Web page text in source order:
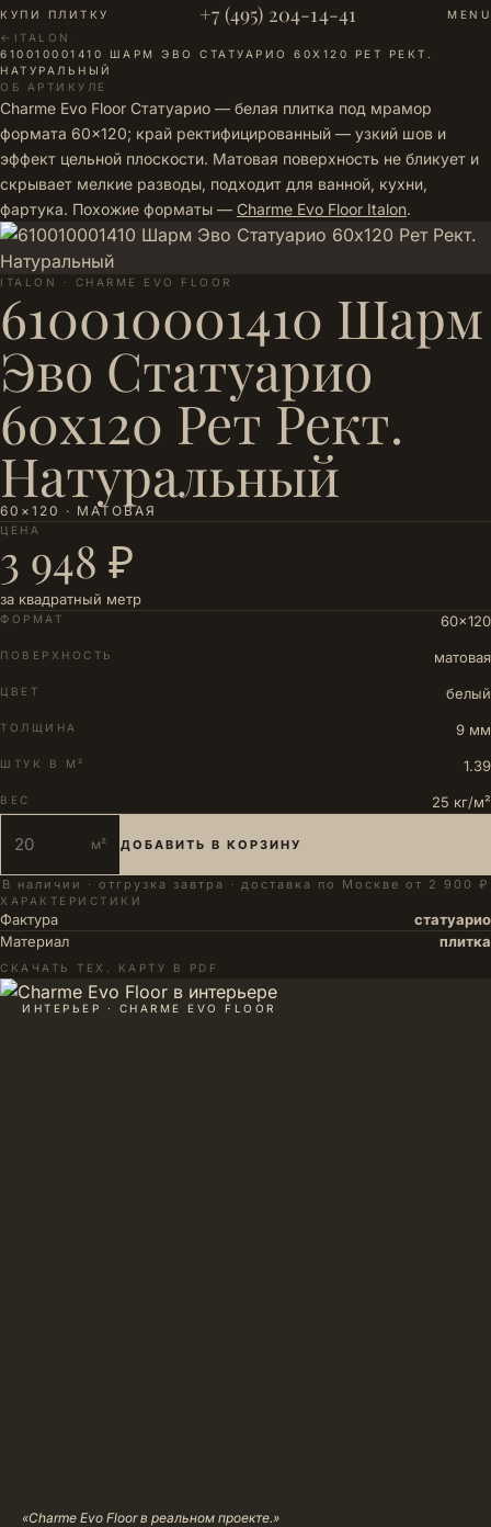
КУПИ ПЛИТКУ +7 (495) 204-14-41
MENU
← ITALON ·
610010001410 ШАРМ ЭВО СТАТУАРИО 60Х120 РЕТ РЕКТ.
НАТУРАЛЬНЫЙ
ОБ АРТИКУЛЕ
Charme Evo Floor Статуарио — белая плитка под мрамор
формата 60×120; край ректифицированный — узкий шов и
эффект цельной плоскости. Матовая поверхность не бликует и
скрывает мелкие разводы, подходит для ванной, кухни,
фартука. Похожие форматы — Charme Evo Floor Italon.
ITALON · CHARME EVO FLOOR
610010001410 Шарм
Эво Статуарио
60х120 Рет Рект.
Натуральный
60×120 · МАТОВАЯ
ЦЕНА
3 948 ₽
за квадратный метр
ФОРМАТ 60×120
ПОВЕРХНОСТЬ матовая
ЦВЕТ белый
ТОЛЩИНА 9 мм
ШТУК В М² 1.39
ВЕС 25 кг/м²
м² ДОБАВИТЬ В КОРЗИНУ
В наличии · отгрузка завтра · доставка по Москве от 2 900 ₽
ХАРАКТЕРИСТИКИ
Фактура
статуарио
Материал
плитка
СКАЧАТЬ ТЕХ. КАРТУ В PDF
ИНТЕРЬЕР · CHARME EVO FLOOR
«Charme Evo Floor в реальном проекте.»